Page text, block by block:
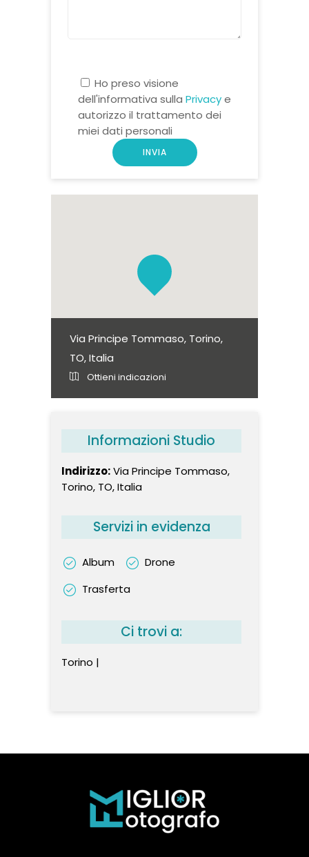
Ho preso visione
dell'informativa sulla Privacye
autorizzo il trattamento dei
miei dati personali
Via Principe Tommaso, Torino,
TO, Italia
Ottieni indicazioni
Informazioni Studio
Indirizzo:Via Principe Tommaso,
Torino, TO, Italia
Servizi in evidenza
Album
Drone
Trasferta
Ci trovi a:
Torino |